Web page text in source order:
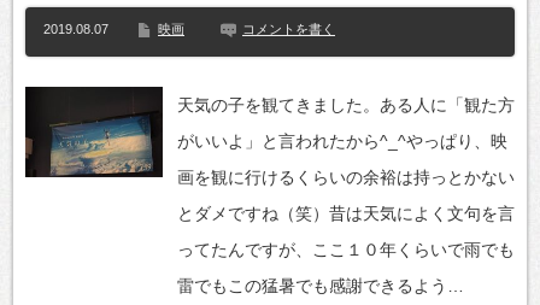
2019.08.07 映画 コメントを書く
天気の子を観てきました。ある人に「観た方
がいいよ」と言われたから^_^やっぱり、映
画を観に行けるくらいの余裕は持っとかない
とダメですね（笑）昔は天気によく文句を言
ってたんですが、ここ１０年くらいで雨でも
雷でもこの猛暑でも感謝できるよう…